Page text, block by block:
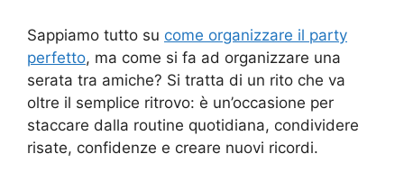
Sappiamo tutto su come organizzare il party
perfetto, ma come si fa ad organizzare una
serata tra amiche? Si tratta di un rito che va
oltre il semplice ritrovo: è un’occasione per
staccare dalla routine quotidiana, condividere
risate, confidenze e creare nuovi ricordi.